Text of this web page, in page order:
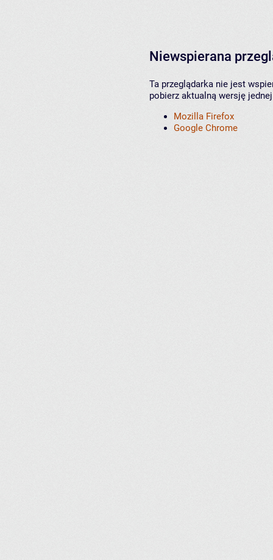
Niewspierana
Ta przeglądarka nie jest
pobierz aktualną wersję
Mozilla Firefox
Google Chrome